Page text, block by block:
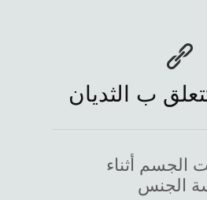
ب الثديان
الجسم أثناء
الجنس